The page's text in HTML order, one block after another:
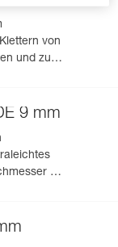
von
und zum
9 mm
mit